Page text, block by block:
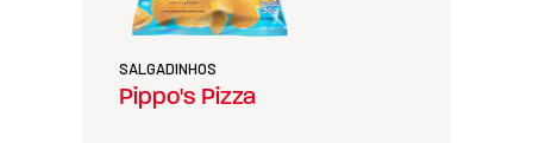
SALGADINHOS
Pippo's Pizza